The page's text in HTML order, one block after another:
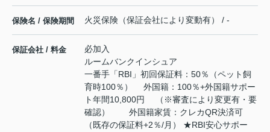
保険名 / 保険期間 火災保険（保証会社により変動有） / -
保証会社 / 料金
必加入
ルームバンクインシュア
一番手「RBI」初回保証料：50％（ペット飼
育時100％） 外国籍：100％+外国籍サポー
ト年間10,800円 （※審査により変更有・要
確認） 外国籍家賃：クレカQR決済可
（既存の保証料+2％/月） ★RBI安心サポー